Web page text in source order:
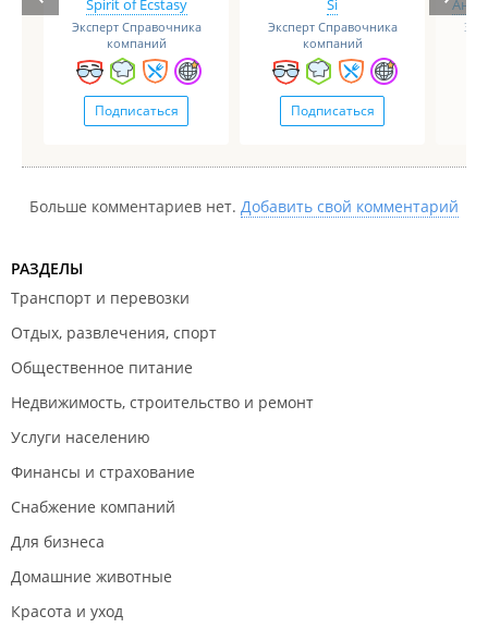
кто попадется - это лечится. И да - помощь
действительно основана на концепции равный
равному, специалиста ведущего терапию на
группе нет - но, это нисколько не влияет на
эффективность терапии. Группы работают! И это
подтвержденный мировым опытом факт.
Spirit of Ecstasy
Эксперт Справочника
компаний
Подписаться
Si
Эксперт Справочника
компаний
Подписаться
Больше комментариев нет. Добавить свой комментарий
РАЗДЕЛЫ
Транспорт и перевозки
Отдых, развлечения, спорт
Общественное питание
Недвижимость, строительство и ремонт
Услуги населению
Финансы и страхование
Снабжение компаний
Для бизнеса
Домашние животные
Красота и уход